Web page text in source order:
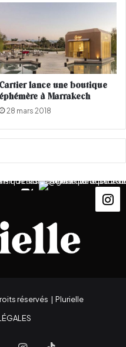
Cartier lance une boutique
éphémère à Marrakech
28 mars 2018
réservés | Plurielle